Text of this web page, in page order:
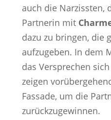
auch die Narzissten,
Partnerin mit
dazu zu bringen, die
aufzugeben. In dem
das Versprechen
zeigen
Fassade, um die
zurückzugewinnen.